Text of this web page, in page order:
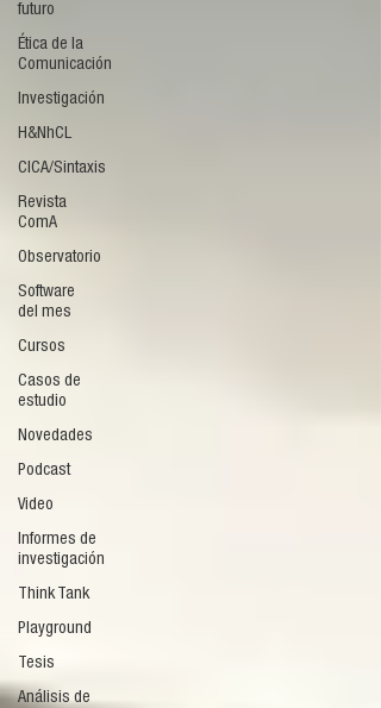
futuro
Ética de la
Comunicación
Investigación
H&NhCL
CICA/Sintaxis
Revista
ComA
Observatorio
Software
del mes
Cursos
Casos de
estudio
Novedades
Podcast
Video
Informes de
investigación
Think Tank
Playground
Tesis
Análisis de